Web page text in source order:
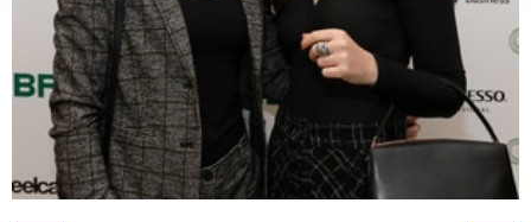
Abschnitt Einzelheiten
fest.
Wir verwenden Cookies, um Inhalte und Anzeigen zu
personalisieren, Funktionen für soziale Medien anbieten
zu können und die Zugriffe auf unsere Website zu
analysieren. Außerdem geben wir Informationen zu Ihrer
Verwendung unserer Website an unsere Partner für